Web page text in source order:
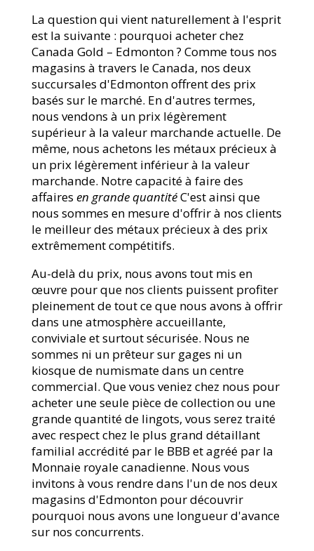
La question qui vient naturellement à l'esprit
est la suivante : pourquoi acheter chez
Canada Gold – Edmonton ? Comme tous nos
magasins à travers le Canada, nos deux
succursales d'Edmonton offrent des prix
basés sur le marché. En d'autres termes,
nous vendons à un prix légèrement
supérieur à la valeur marchande actuelle. De
même, nous achetons les métaux précieux à
un prix légèrement inférieur à la valeur
marchande. Notre capacité à faire des
affaires en grande quantitéC'est ainsi que
nous sommes en mesure d'offrir à nos clients
le meilleur des métaux précieux à des prix
extrêmement compétitifs.
Au-delà du prix, nous avons tout mis en
œuvre pour que nos clients puissent profiter
pleinement de tout ce que nous avons à offrir
dans une atmosphère accueillante,
conviviale et surtout sécurisée. Nous ne
sommes ni un prêteur sur gages ni un
kiosque de numismate dans un centre
commercial. Que vous veniez chez nous pour
acheter une seule pièce de collection ou une
grande quantité de lingots, vous serez traité
avec respect chez le plus grand détaillant
familial accrédité par le BBB et agréé par la
Monnaie royale canadienne. Nous vous
invitons à vous rendre dans l'un de nos deux
magasins d'Edmonton pour découvrir
pourquoi nous avons une longueur d'avance
sur nos concurrents.